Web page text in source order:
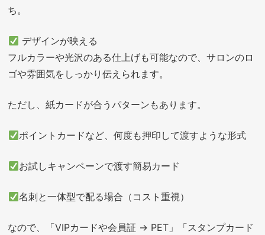
ち。
デザインが映える
フルカラーや光沢のある仕上げも可能なので、サロンのロ
ゴや雰囲気をしっかり伝えられます。
ただし、紙カードが合うパターンもあります。
ポイントカードなど、何度も押印して渡すような形式
お試しキャンペーンで渡す簡易カード
名刺と一体型で配る場合（コスト重視）
なので、「VIPカードや会員証 → PET」「スタンプカード